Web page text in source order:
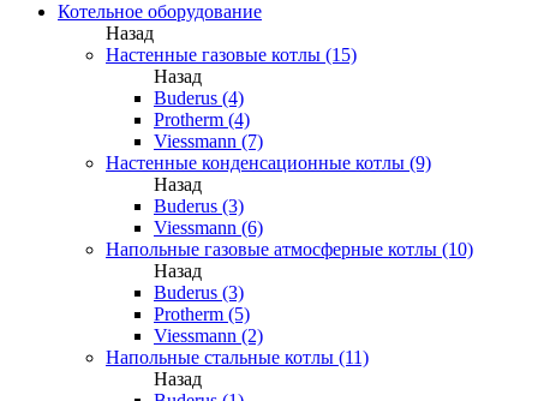
Котельное оборудование
Назад
Настенные газовые котлы (15)
Назад
Buderus (4)
Protherm (4)
Viessmann (7)
Настенные конденсационные котлы (9)
Назад
Buderus (3)
Viessmann (6)
Напольные газовые атмосферные котлы (10)
Назад
Buderus (3)
Protherm (5)
Viessmann (2)
Напольные стальные котлы (11)
Назад